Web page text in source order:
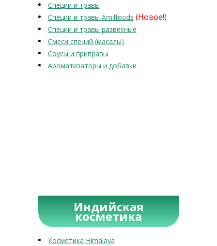
Специи и травы
Специи и травы Amilfoods (Новое!)
Специи и травы развесные
Смеси специй (масалы)
Соусы и приправы
Ароматизаторы и добавки
Индийская
косметика
Косметика Himalaya